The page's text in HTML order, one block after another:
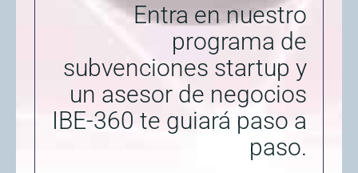
Entra en nuestro
programa de
subvenciones startup y
un asesor de negocios
IBE-360 te guiará paso a
paso.